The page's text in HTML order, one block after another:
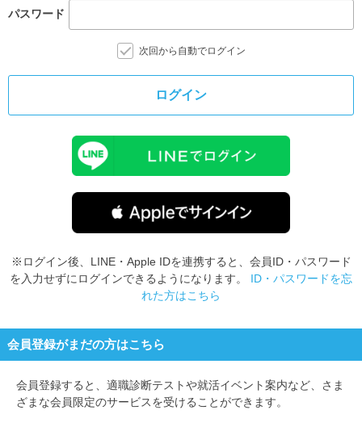
パスワード
次回から自動でログイン
ログイン
※ログイン後、LINE・Apple IDを連携すると、会員ID・パスワード
を入力せずにログインできるようになります。 ID・パスワードを忘
れた方はこちら
会員登録がまだの方はこちら
会員登録すると、 適職診断テストや就活イベント案内など、さま
ざまな会員限定のサービスを受けることができます。